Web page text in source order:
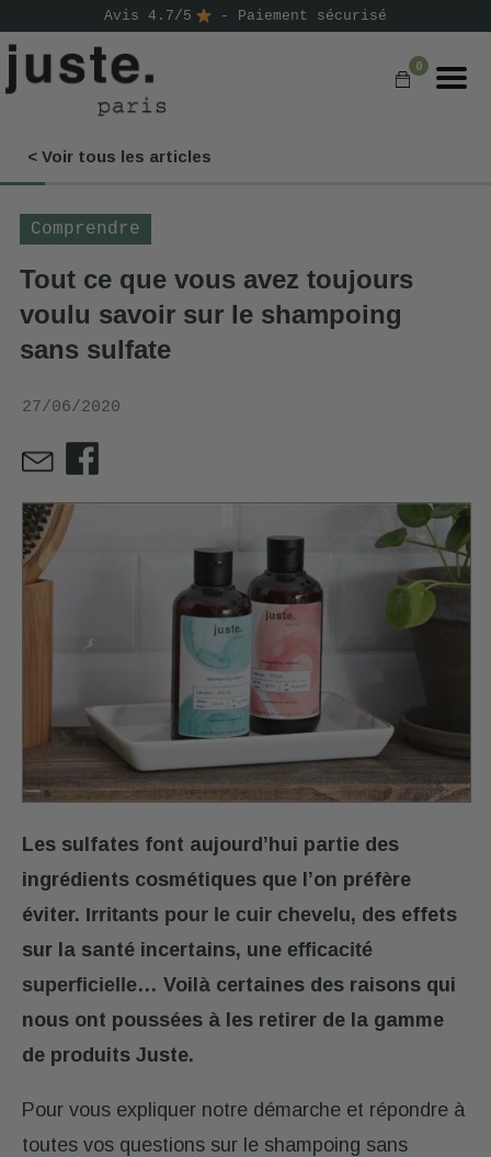
Avis 4.7/5 - Paiement sécurisé
0
< Voir tous les articles
Comprendre
Tout ce que vous avez toujours
voulu savoir sur le shampoing
sans sulfate
27/06/2020
Les sulfates font aujourd’hui partie des
ingrédients cosmétiques que l’on préfère
éviter. Irritants pour le cuir chevelu, des effets
sur la santé incertains, une efficacité
superficielle… Voilà certaines des raisons qui
nous ont poussées à les retirer de la gamme
de produits Juste.
Pour vous expliquer notre démarche et répondre à
toutes vos questions sur le shampoing sans
COMMANDER
NOS PRODUITS
NOS VALEURS
KIT
⭐
CONSEILS
diagnostics,
renouveler
commande,
mes
gérer
mes
abonnements.